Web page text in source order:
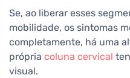
Se, ao liberar esses
mobilidade, os sintomas
completamente, há uma
própria coluna cervical
visual.